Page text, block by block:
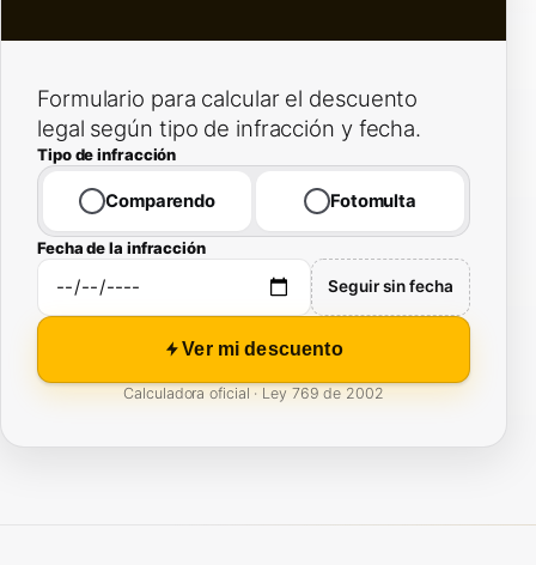
Formulario para calcular el descuento
legal según tipo de infracción y fecha.
Tipo de infracción
Comparendo Fotomulta
Fecha de la infracción
Seguir sin fecha
Ver mi descuento
Calculadora oficial · Ley 769 de 2002